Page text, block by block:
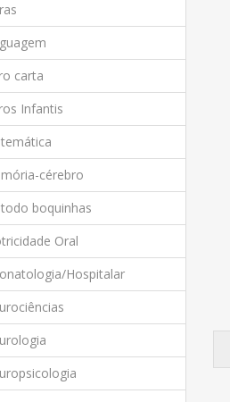
carta
Infantis
cérebro
boquinhas
Oral
Hospitalar